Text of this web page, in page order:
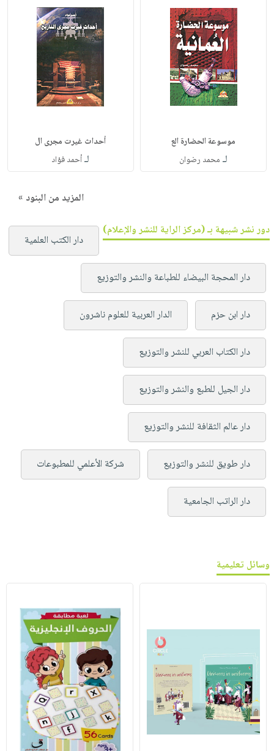
موسوعة الحضارة الع
لـ محمد رضوان
أحداث غيرت مجرى ال
لـأحمد فؤاد
المزيد من البنود »
دور نشر شبيهة بـ (مركز الراية للنشر والإعلام)
دار الكتب العلمية
دار المحجة البيضاء للطباعة والنشر والتوزيع
دار ابن حزم الدار العربية للعلوم ناشرون
دار الكتاب العربي للنشر والتوزيع
دار الجيل للطبع والنشر والتوزيع
دار عالم الثقافة للنشر والتوزيع
دار طويق للنشر والتوزيع شركة الأعلمي للمطبوعات
دار الراتب الجامعية
وسائل تعليمية